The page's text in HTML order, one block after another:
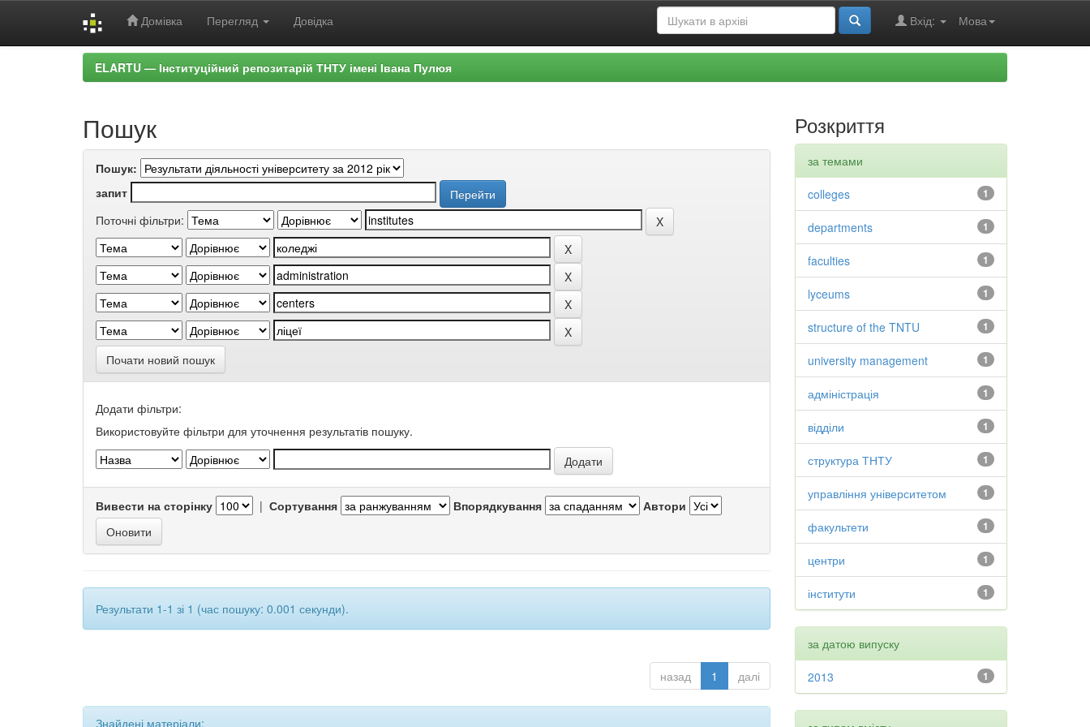
Домівка Перегляд Довідка Мова
Вхід:
ELARTU — Інституційний репозитарій ТНТУ імені Івана Пулюя
Пошук
Пошук:
запит
Поточні фільтри:
Почати новий пошук
Додати фільтри:
Використовуйте фільтри для уточнення результатів пошуку.
Вивести на сторінку | Сортування Впорядкування Автори
Результати 1-1 зі 1 (час пошуку: 0.001 секунди).
назад 1 далі
Знайдені матеріали:
Розкриття
за темами
1
colleges
1
departments
1
faculties
1
lyceums
1
structure of the TNTU
1
university management
1
адміністрація
1
відділи
1
структура ТНТУ
1
управління університетом
1
факультети
1
центри
1
інститути
за датою випуску
1
2013